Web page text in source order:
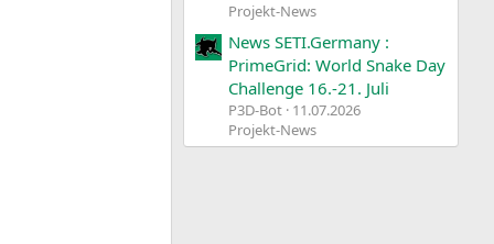
Projekt-News
News SETI.Germany :
PrimeGrid: World Snake Day
Challenge 16.-21. Juli
P3D-Bot 11.07.2026
Projekt-News